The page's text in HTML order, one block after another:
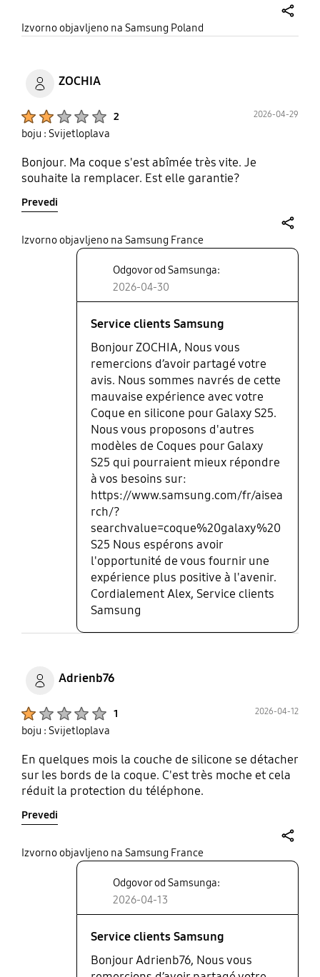
Izvorno objavljeno na Samsung Poland
ZOCHIA
2 2026-04-29
boju : Svijetloplava
Bonjour. Ma coque s'est abîmée très vite. Je
souhaite la remplacer. Est elle garantie?
Prevedi
Izvorno objavljeno na Samsung France
Odgovor od Samsunga:
2026-04-30
Service clients Samsung
Bonjour ZOCHIA, Nous vous
remercions d’avoir partagé votre
avis. Nous sommes navrés de cette
mauvaise expérience avec votre
Coque en silicone pour Galaxy S25.
Nous vous proposons d'autres
modèles de Coques pour Galaxy
S25 qui pourraient mieux répondre
à vos besoins sur:
https://www.samsung.com/fr/aisea
rch/?
searchvalue=coque%20galaxy%20
S25 Nous espérons avoir
l'opportunité de vous fournir une
expérience plus positive à l'avenir.
Cordialement Alex, Service clients
Samsung
Adrienb76
1 2026-04-12
boju : Svijetloplava
En quelques mois la couche de silicone se détacher
sur les bords de la coque. C'est très moche et cela
réduit la protection du téléphone.
Prevedi
Izvorno objavljeno na Samsung France
Odgovor od Samsunga:
2026-04-13
Service clients Samsung
Bonjour Adrienb76, Nous vous